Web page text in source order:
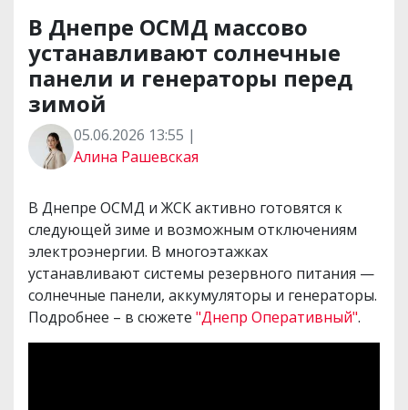
В Днепре ОСМД массово
устанавливают солнечные
панели и генераторы перед
зимой
05.06.2026 13:55 |
Алина Рашевская
В Днепре ОСМД и ЖСК активно готовятся к
следующей зиме и возможным отключениям
электроэнергии. В многоэтажках
устанавливают системы резервного питания —
солнечные панели, аккумуляторы и генераторы.
Подробнее – в сюжете "Днепр Оперативный".